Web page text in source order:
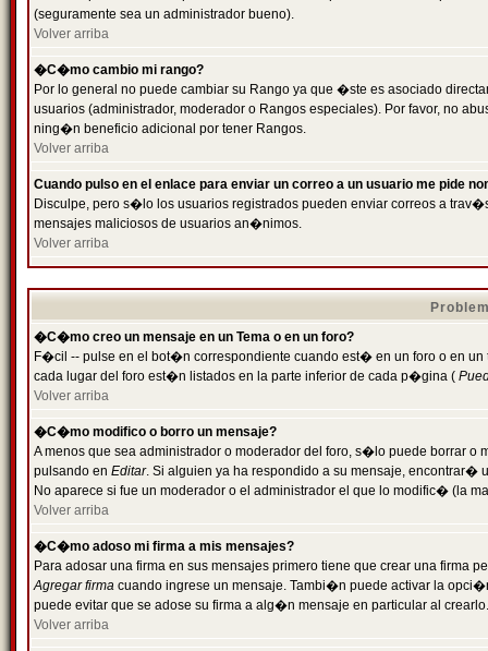
(seguramente sea un administrador bueno).
Volver arriba
�C�mo cambio mi rango?
Por lo general no puede cambiar su Rango ya que �ste es asociado
usuarios (administrador, moderador o Rangos especiales). Por favor, no
ning�n beneficio adicional por tener Rangos.
Volver arriba
Cuando pulso en el enlace para enviar un correo a un usuario me pide
Disculpe, pero s�lo los usuarios registrados pueden enviar correos a
mensajes maliciosos de usuarios an�nimos.
Volver arriba
�C�mo creo un mensaje en un Tema o en un foro?
F�cil -- pulse en el bot�n correspondiente cuando est� en un foro o en
cada lugar del foro est�n listados en la parte inferior de cada p�gina (
Volver arriba
�C�mo modifico o borro un mensaje?
A menos que sea administrador o moderador del foro, s�lo puede borrar o
pulsando en Editar. Si alguien ya ha respondido a su mensaje, encontrar�
No aparece si fue un moderador o el administrador el que lo modific� (la
Volver arriba
�C�mo adoso mi firma a mis mensajes?
Para adosar una firma en sus mensajes primero tiene que crear una firma
Agregar firma cuando ingrese un mensaje. Tambi�n puede activar la
puede evitar que se adose su firma a alg�n mensaje en particular al crearlo.
Volver arriba